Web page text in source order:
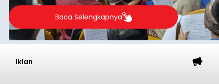
2026.
Baca Selengkapnya
Iklan